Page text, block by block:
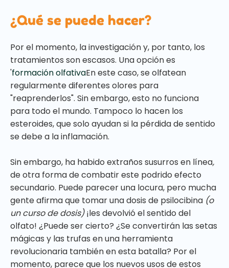
¿Qué se puede hacer?
Por el momento, la investigación y, por tanto, los
tratamientos son escasos. Una opción es
'formación olfativaEn este caso, se olfatean
regularmente diferentes olores para
"reaprenderlos". Sin embargo, esto no funciona
para todo el mundo. Tampoco lo hacen los
esteroides, que solo ayudan si la pérdida de sentido
se debe a la inflamación.
Sin embargo, ha habido extraños susurros en línea,
de otra forma de combatir este podrido efecto
secundario. Puede parecer una locura, pero mucha
gente afirma que tomar una dosis de psilocibina (o
un curso de dosis)¡les devolvió el sentido del
olfato! ¿Puede ser cierto? ¿Se convertirán las setas
mágicas y las trufas en una herramienta
revolucionaria también en esta batalla? Por el
momento, parece que los nuevos usos de estos